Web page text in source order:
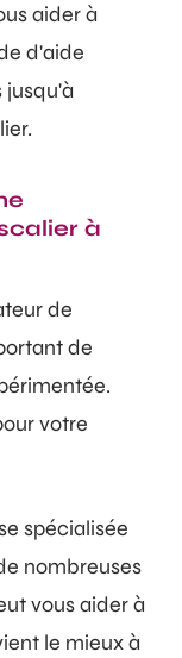
aider à
d'aide
jusqu'à
à
de
de
votre
spécialisée
nombreuses
vous aider à
le mieux à